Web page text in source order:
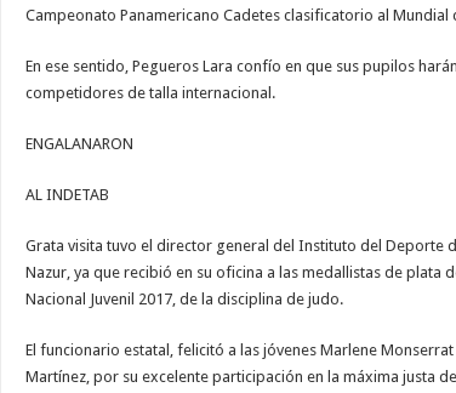
Campeonato Panamericano Cadetes clasificatorio al Mundial
En ese sentido, Pegueros Lara confío en que sus pupilos
competidores de talla internacional.
ENGALANARON
AL INDETAB
Grata visita tuvo el director general del Instituto del Deporte
Nazur, ya que recibió en su oficina a las medallistas de plata
Nacional Juvenil 2017, de la disciplina de judo.
El funcionario estatal, felicitó a las jóvenes Marlene
Martínez, por su excelente participación en la máxima justa